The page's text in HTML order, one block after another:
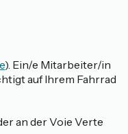
). Ein/e Mitarbeiter/in
auf Ihrem Fahrrad
an der Voie Verte